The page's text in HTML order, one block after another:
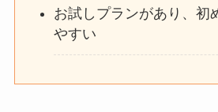
お試しプランがあり、初
やすい